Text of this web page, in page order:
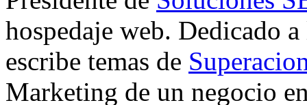
hospedaje web. Dedicado
escribe temas de
Marketing de un negocio